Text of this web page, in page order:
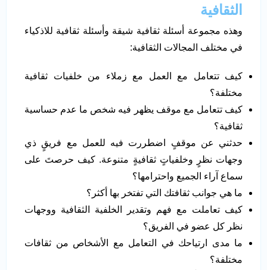
الثقافية
وهذه مجموعة أسئلة ثقافية شيقة وأسئلة ثقافية للاذكياء
في مختلف المجالات الثقافية:
كيف تتعامل مع العمل مع زملاء من خلفيات ثقافية
مختلفة؟
كيف تتعامل مع موقف يظهر فيه شخص ما عدم حساسية
ثقافية؟
حدثني عن موقفٍ اضطررت فيه للعمل مع فريقٍ ذي
وجهات نظرٍ وخلفياتٍ ثقافيةٍ متنوعة. كيف حرصتَ على
سماع آراء الجميع واحترامها؟
ما هي جوانب ثقافتك التي تفتخر بها أكثر؟
كيف تعاملت مع فهم وتقدير الخلفية الثقافية ووجهات
نظر كل عضو في الفريق؟
ما مدى ارتياحك في التعامل مع الأشخاص من ثقافات
مختلفة؟